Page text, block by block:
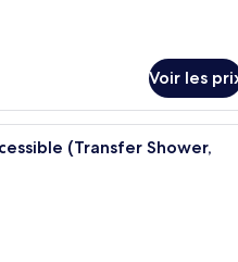
Voir les
Une machine à café Keurig
(Transfer Shower,